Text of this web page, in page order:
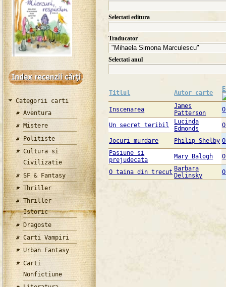
Categorii carti
Aventura
Mistere
Politiste
Cultura si
Civilizatie
SF & Fantasy
Thriller
Thriller
Istoric
Dragoste
Carti Vampiri
Urban Fantasy
Carti
Nonfictiune
Selectati editura
Traducator
Selectati anul
Titlul Autor carte
Inscenarea
James
Patterson
Un secret teribil
Lucinda
Edmonds
Jocuri murdare Philip Shelby
Pasiune si
prejudecata
Mary Balogh
O taina din trecut Barbara
Delinsky